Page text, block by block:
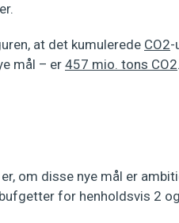
at det kumulerede CO2-
mål – er 457 mio. tons CO2.
om disse nye mål er
for henholdsvis 2